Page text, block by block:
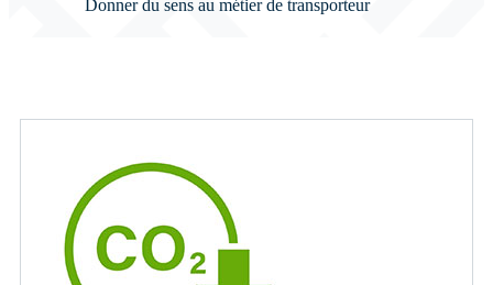
Donner du sens au métier de transporteur